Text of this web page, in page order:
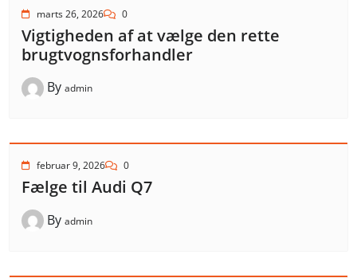
marts 26, 2026 0
Vigtigheden af at vælge den rette
brugtvognsforhandler
By admin
februar 9, 2026 0
Fælge til Audi Q7
By admin